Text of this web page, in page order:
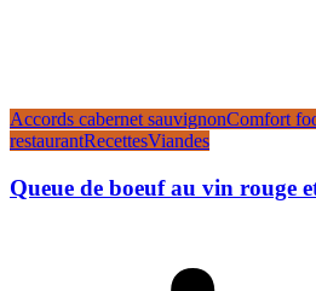
Accords cabernet sauvignonComfort
restaurantRecettesViandes
Queue de boeuf au vin rouge